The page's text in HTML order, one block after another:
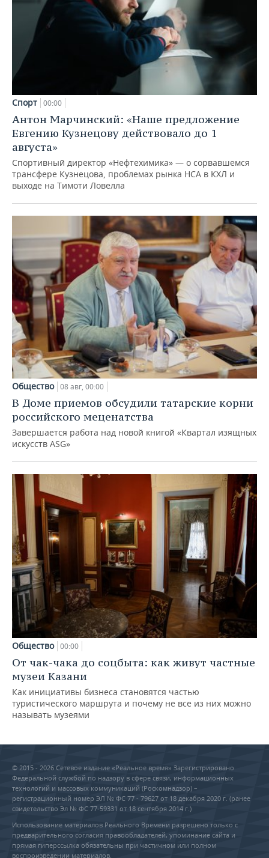
Спорт 00:00
Антон Марчинский: «Наше предложение
Евгению Кузнецову действовало до 1
августа»
Спортивный директор «Нефтехимика» — о сорвавшемся
трансфере Кузнецова, проблемах рынка НСА в КХЛ и
выходе на Тимоти Ловелла
Общество 08 авг, 00:00
В Доме приемов обсудили татарские корни
российского меценатства
Завершается работа над новой книгой «Квартал изящных
искусств ASG»
Общество 00:00
От чак-чака до соцбыта: как живут частные
музеи Казани
Как инициативы бизнеса становятся частью
туристического маршрута и почему не все из них можно
называть музеями
© 2015 - 2026 Сетевое издание «Реальное время» Зарегистрировано
Федеральной службой по надзору в сфере связи, информационных
технологий и массовых коммуникаций (Роскомнадзор) –
регистрационный номер ЭЛ № ФС 77 - 79627 от 18 декабря 2020 г. (ранее
свидетельство Эл № ФС 77-59331 от 18 сентября 2014 г.)
Использование материалов Реального Времени разрешено только с
предварительного согласия правообладателей, упоминание сайта и
прямая гиперссылка обязательны при частичном или полном
воспроизведении материалов.